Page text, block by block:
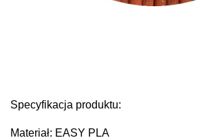
Specyfikacja produktu:
Materiał: EASY PLA